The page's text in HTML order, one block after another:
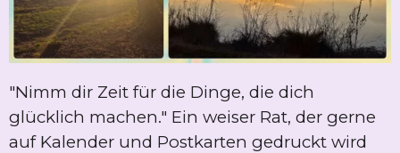
"Nimm dir Zeit für die Dinge, die dich
glücklich machen." Ein weiser Rat, der gerne
auf Kalender und Postkarten gedruckt wird